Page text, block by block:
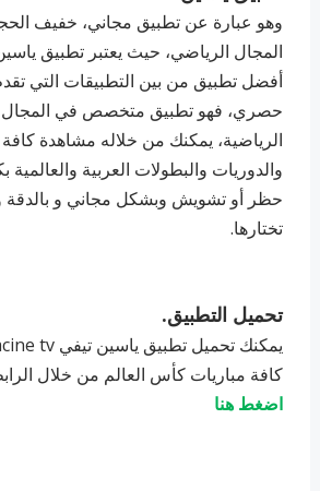
وهو عبارة عن تطبيق مجاني، خفيف
أفضل تطبيق من بين التطبيقات التي
حصري، فهو تطبيق متخصص في المجال
الرياضية، يمكنك من خلاله مشاهدة كافة
والدوريات والبطولات العربية
حظر أو تشويش وبشكل مجاني و بالدقة
تختارها.
تحميل التطبيق.
يمكنك تحميل تطبيق ياسين تيفي Yacine tv ومشاهدة
كافة مباريات كأس العالم من خلال
اضغط هنا